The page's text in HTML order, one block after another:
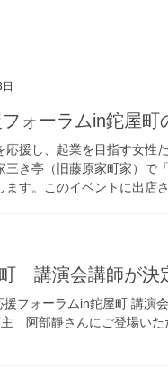
ォーラムin鉈屋町
応援し、起業を目指す女性
三き亭（旧藤原家町家）で
ます。このイベントに出店
講演会講師が決
フォーラムin鉈屋町 講演
阿部靜さんにご登場い